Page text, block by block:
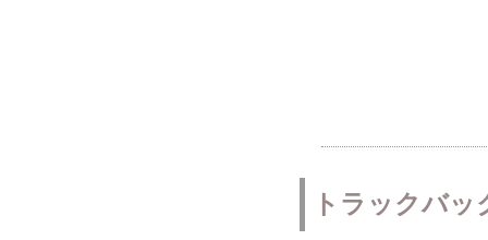
トラックバッ